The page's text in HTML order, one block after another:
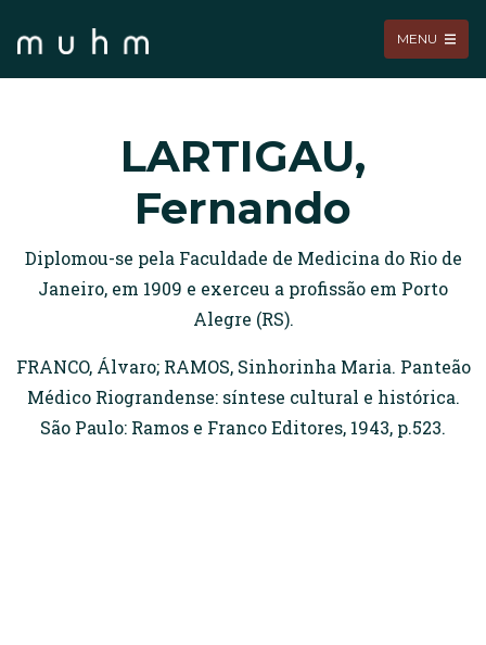
MENU
LARTIGAU,
Fernando
Diplomou-se pela Faculdade de Medicina do Rio de
Janeiro, em 1909 e exerceu a profissão em Porto
Alegre (RS).
FRANCO, Álvaro; RAMOS, Sinhorinha Maria. Panteão
Médico Riograndense: síntese cultural e histórica.
São Paulo: Ramos e Franco Editores, 1943, p.523.